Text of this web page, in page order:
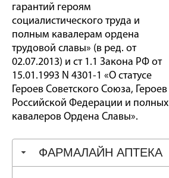
гарантий героям
социалистического труда и
полным кавалерам ордена
трудовой славы» (в ред. от
02.07.2013) и ст 1.1 Закона РФ от
15.01.1993 N 4301-1 «О статусе
Героев Советского Союза, Героев
Российской Федерации и полных
кавалеров Ордена Славы».
ФАРМАЛАЙН АПТЕКА